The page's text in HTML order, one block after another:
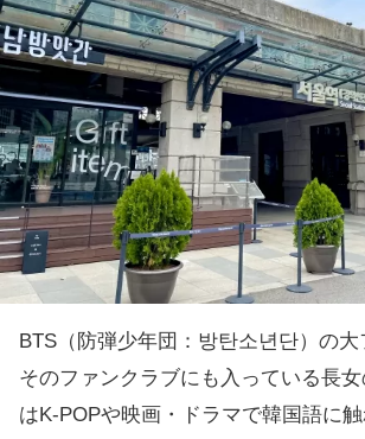
BTS（防弾少年団：방탄소년단）の大
そのファンクラブにも入っている長
はK-POPや映画・ドラマで韓国語に